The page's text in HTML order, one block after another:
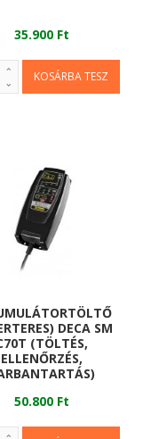
35.900 Ft
DECA SM
(TÖLTÉS,
ELLENŐRZÉS,
50.800 Ft